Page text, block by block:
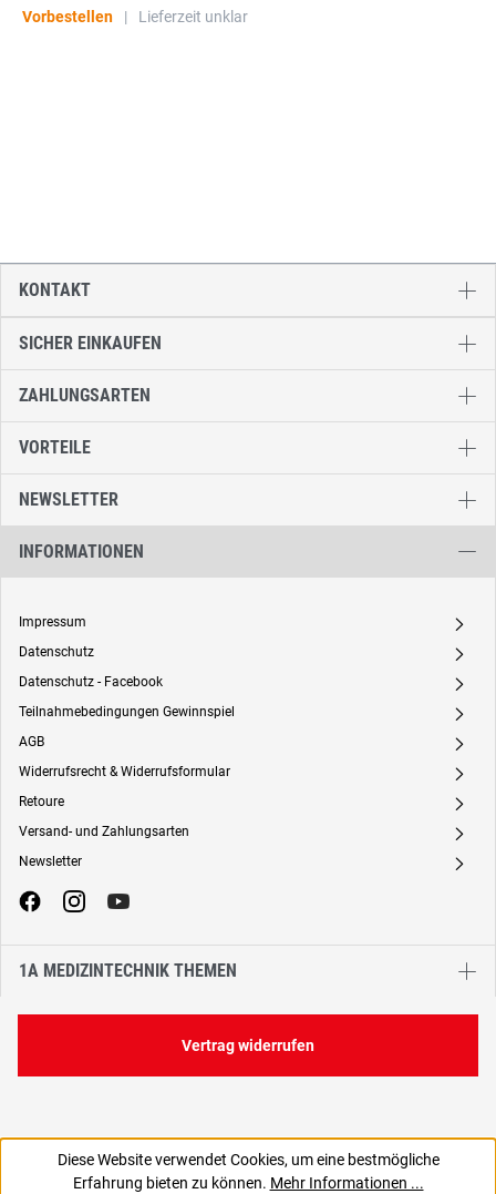
Vorbestellen | Lieferzeit unklar
SICHER EINKAUFEN
ZAHLUNGSARTEN
VORTEILE
NEWSLETTER
INFORMATIONEN
Impressum A
Datenschutz A
Datenschutz - Facebook A
Teilnahmebedingungen Gewinnspiel A
AGB A
Widerrufsrecht & Widerrufsformular A
Retoure A
Versand- und Zahlungsarten A
Newsletter A
1A MEDIZINTECHNIK THEMEN
KONTAKT
Vertrag widerrufen
Diese Website verwendet Cookies, um eine bestmögliche
Erfahrung bieten zu können. Mehr Informationen ...